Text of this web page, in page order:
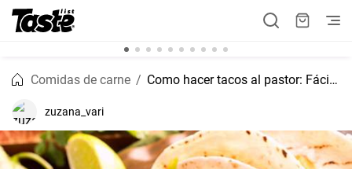
Comidas de carne Como hacer tacos al pastor: Fácil y económico
zuzana_vari